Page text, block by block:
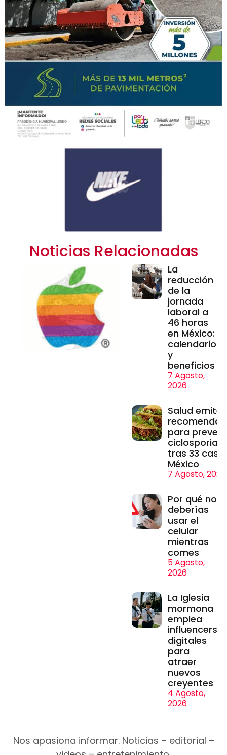
Noticias Relacionadas
La
reducción
de la
jornada
laboral a
46 horas
en México:
calendario
y
beneficios
7 Agosto,
2026
Salud emite
para
tras 33
México
7 Agosto, 2026
Por qué no
deberías
usar el
celular
mientras
comes
5 Agosto,
2026
La Iglesia
mormona
emplea
influencers
digitales
para
atraer
nuevos
creyentes
4 Agosto,
2026
Nos apasiona informar. Noticias – editorial –